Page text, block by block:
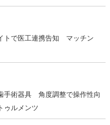
トで医工連携告知 マッチン
手術器具 角度調整で操作性向
ゥルメンツ